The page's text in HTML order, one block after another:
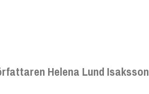
Helena Lund Isaksson